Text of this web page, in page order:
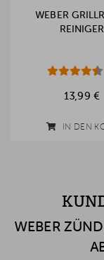
WEBER
REINIGER
13,99 €
IN DEN
WEBER